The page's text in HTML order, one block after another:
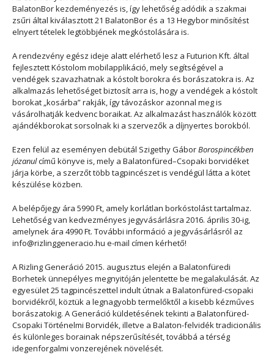
BalatonBor kezdeményezés is, így lehetőség adódik a szakmai
zsűri által kiválasztott 21 BalatonBor és a 13 Hegybor minősítést
elnyert tételek legtöbbjének megkóstolására is.
A rendezvény egész ideje alatt elérhető lesz a Futurion Kft. által
fejlesztett Kóstolom mobilapplikáció, mely segítségével a
vendégek szavazhatnak a kóstolt borokra és borászatokra is. Az
alkalmazás lehetőséget biztosít arra is, hogy a vendégek a kóstolt
borokat „kosárba” rakják, így távozáskor azonnal meg is
vásárolhatják kedvenc boraikat. Az alkalmazást használók között
ajándékborokat sorsolnak ki a szervezők a díjnyertes borokból.
Ezen felül az eseményen debütál Szigethy GáborBorospincékben
józanulcímű könyve is, mely a Balatonfüred–Csopaki borvidéket
járja körbe, a szerzőt több tagpincészet is vendégül látta a kötet
készülése közben.
A belépőjegy ára 5990 Ft, amely korlátlan borkóstolást tartalmaz.
Lehetőség van kedvezményes jegyvásárlásra 2016. április 30-ig,
amelynek ára 4990 Ft. További információ a jegyvásárlásról az
info@rizlinggeneracio.hu e-mail címen kérhető!
A Rizling Generáció 2015. augusztus elején a Balatonfüredi
Borhetek ünnepélyes megnyitóján jelentette be megalakulását. Az
egyesület 25 tagpincészettel indult útnak a Balatonfüred-csopaki
borvidékről, köztük a legnagyobb termelőktől a kisebb kézműves
borászatokig. A Generáció küldetésének tekinti a Balatonfüred-
Csopaki Történelmi Borvidék, illetve a Balaton-felvidék tradicionális
és különleges borainak népszerűsítését, továbbá a térség
idegenforgalmi vonzerejének növelését.